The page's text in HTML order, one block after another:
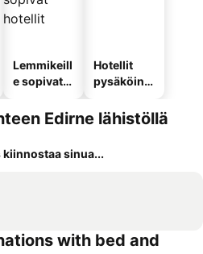
Lemmikeill
e sopivat
Hotellit
pysäköinni
Edirne lähistöllä
sinua...
with bed and